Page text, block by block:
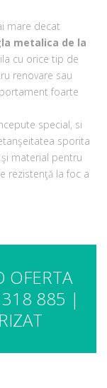
mare decat
metalica de la
cu orice tip de
renovare sau
foarte
special, si
sporita
material pentru
rezistenţă la foc a
OFERTA
318 885 |